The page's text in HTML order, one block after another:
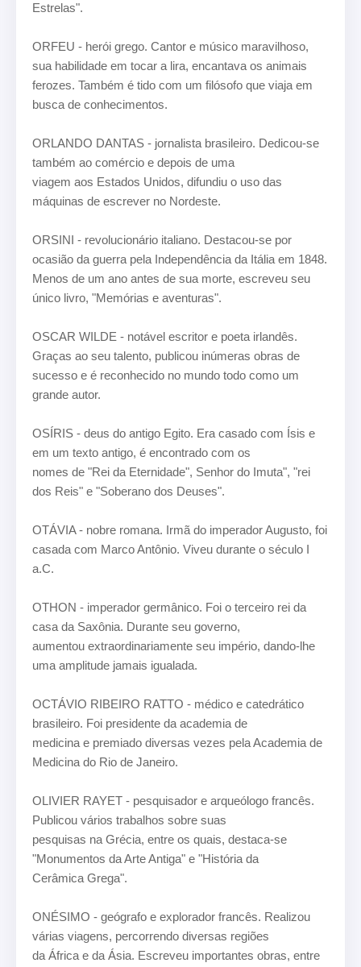
Estrelas".
ORFEU - herói grego. Cantor e músico maravilhoso,
sua habilidade em tocar a lira, encantava os animais
ferozes. Também é tido com um filósofo que viaja em
busca de conhecimentos.
ORLANDO DANTAS - jornalista brasileiro. Dedicou-se
também ao comércio e depois de uma
viagem aos Estados Unidos, difundiu o uso das
máquinas de escrever no Nordeste.
ORSINI - revolucionário italiano. Destacou-se por
ocasião da guerra pela Independência da Itália em 1848.
Menos de um ano antes de sua morte, escreveu seu
único livro, "Memórias e aventuras".
OSCAR WILDE - notável escritor e poeta irlandês.
Graças ao seu talento, publicou inúmeras obras de
sucesso e é reconhecido no mundo todo como um
grande autor.
OSÍRIS - deus do antigo Egito. Era casado com Ísis e
em um texto antigo, é encontrado com os
nomes de "Rei da Eternidade", Senhor do Imuta", "rei
dos Reis" e "Soberano dos Deuses".
OTÁVIA - nobre romana. Irmã do imperador Augusto, foi
casada com Marco Antônio. Viveu durante o século I
a.C.
OTHON - imperador germânico. Foi o terceiro rei da
casa da Saxônia. Durante seu governo,
aumentou extraordinariamente seu império, dando-lhe
uma amplitude jamais igualada.
OCTÁVIO RIBEIRO RATTO - médico e catedrático
brasileiro. Foi presidente da academia de
medicina e premiado diversas vezes pela Academia de
Medicina do Rio de Janeiro.
OLIVIER RAYET - pesquisador e arqueólogo francês.
Publicou vários trabalhos sobre suas
pesquisas na Grécia, entre os quais, destaca-se
"Monumentos da Arte Antiga" e "História da
Cerâmica Grega".
ONÉSIMO - geógrafo e explorador francês. Realizou
várias viagens, percorrendo diversas regiões
da África e da Ásia. Escreveu importantes obras, entre